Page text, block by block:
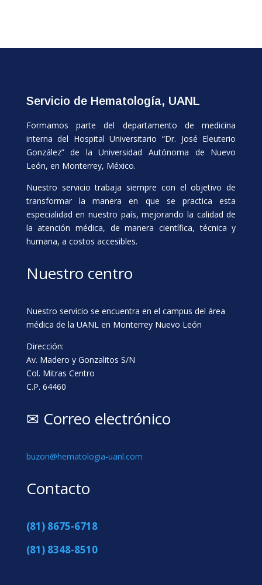
Servicio de Hematología, UANL
Formamos parte del departamento de medicina
interna del Hospital Universitario “Dr. José Eleuterio
González” de la Universidad Autónoma de Nuevo
León, en Monterrey, México.
Nuestro servicio trabaja siempre con el objetivo de
transformar la manera en que se practica esta
especialidad en nuestro país, mejorando la calidad de
la atención médica, de manera científica, técnica y
humana, a costos accesibles.
Nuestro centro
Nuestro servicio se encuentra en el campus del área
médica de la UANL en Monterrey Nuevo León
Dirección:
Av. Madero y Gonzalitos S/N
Col. Mitras Centro
C.P. 64460
✉ Correo electrónico
buzon@hematologia-uanl.com
Contacto
(81) 8675-6718
(81) 8348-8510